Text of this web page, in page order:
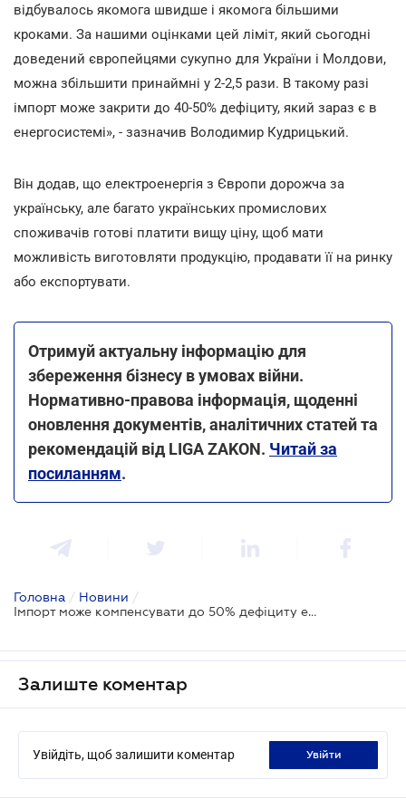
відбувалось якомога швидше і якомога більшими
кроками. За нашими оцінками цей ліміт, який сьогодні
доведений європейцями сукупно для України і Молдови,
можна збільшити принаймні у 2-2,5 рази. В такому разі
імпорт може закрити до 40-50% дефіциту, який зараз є в
енергосистемі», - зазначив Володимир Кудрицький.
Він додав, що електроенергія з Європи дорожча за
українську, але багато українських промислових
споживачів готові платити вищу ціну, щоб мати
можливість виготовляти продукцію, продавати її на ринку
або експортувати.
Отримуй актуальну інформацію для
збереження бізнесу в умовах війни.
Нормативно-правова інформація, щоденні
оновлення документів, аналітичних статей та
рекомендацій від LIGA ZAKON. Читай за
посиланням.
Головна / Новини /
Імпорт може компенсувати до 50% дефіциту електроенергії - Укренерго
Залиште коментар
Увійдіть, щоб залишити коментар увійти